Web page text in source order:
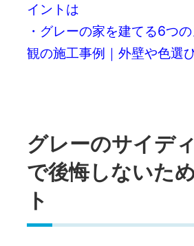
イントは
・グレーの家を建てる6つ
観の施工事例｜外壁や色選
グレーのサイデ
で後悔しないた
ト